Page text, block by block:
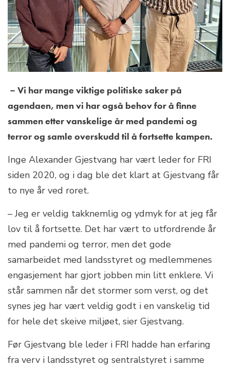
– Vi har mange viktige politiske saker på
agendaen, men vi har også behov for å finne
sammen etter vanskelige år med pandemi og
terror og samle overskudd til å fortsette kampen.
Inge Alexander Gjestvang har vært leder for FRI
siden 2020, og i dag ble det klart at Gjestvang får
to nye år ved roret.
– ­Jeg er veldig takknemlig og ydmyk for at jeg får
lov til å fortsette. Det har vært to utfordrende år
med pandemi og terror, men det gode
samarbeidet med landsstyret og medlemmenes
engasjement har gjort jobben min litt enklere. Vi
står sammen når det stormer som verst, og det
synes jeg har vært veldig godt i en vanskelig tid
for hele det skeive miljøet, sier Gjestvang.
Før Gjestvang ble leder i FRI hadde han erfaring
fra verv i landsstyret og sentralstyret i samme